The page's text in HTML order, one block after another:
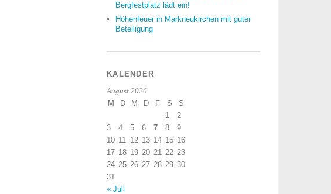
Bergfestplatz lädt ein!
Höhenfeuer in Markneukirchen mit guter
Beteiligung
KALENDER
August 2026
M D M D F S
S
1
2
3
4 5 6 7 8
9
10 11 12 13 14 15 16
17 18 19 20 21 22 23
24 25 26 27 28 29 30
31
« Juli